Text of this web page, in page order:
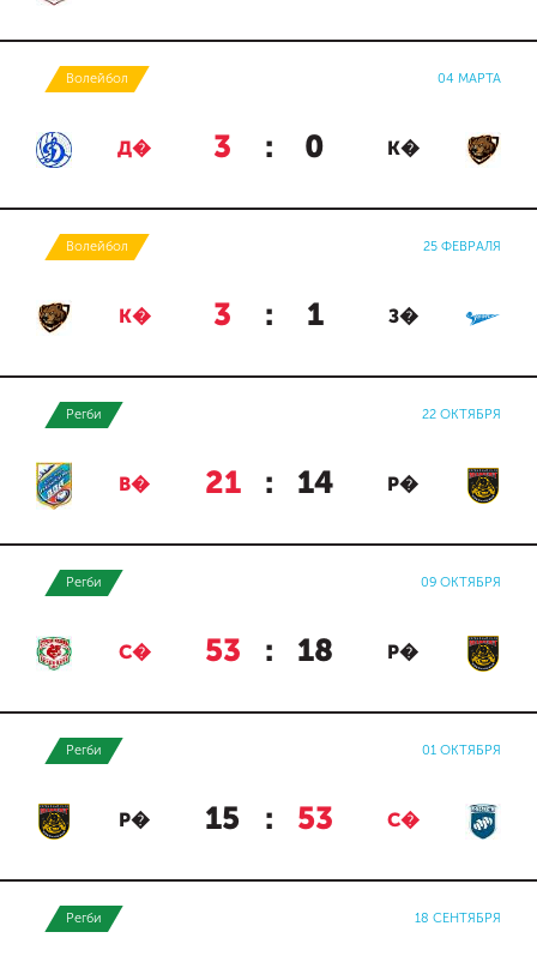
Волейбол 04 МАРТА
Д� 3 : 0 К�
Волейбол 25 ФЕВРАЛЯ
К� 3 : 1 З�
Регби 22 ОКТЯБРЯ
В� 21 : 14 Р�
Регби 09 ОКТЯБРЯ
С� 53 : 18 Р�
Регби 01 ОКТЯБРЯ
Р� 15 : 53 С�
Регби 18 СЕНТЯБРЯ